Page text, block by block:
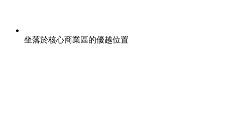
坐落於核心商業區的優越位置